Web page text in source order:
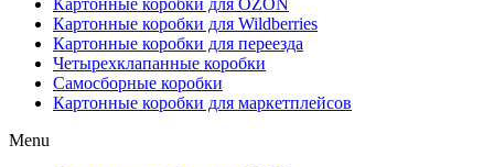
Картонные коробки для OZON
Картонные коробки для Wildberries
Картонные коробки для переезда
Четырехклапанные коробки
Самосборные коробки
Картонные коробки для маркетплейсов
Menu